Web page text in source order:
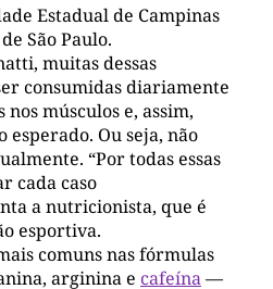
Estadual de Campinas
São Paulo.
muitas dessas
consumidas diariamente
músculos e, assim,
Ou seja, não
“Por todas essas
cada caso
a nutricionista, que é
esportiva.
comuns nas fórmulas
arginina e cafeína—